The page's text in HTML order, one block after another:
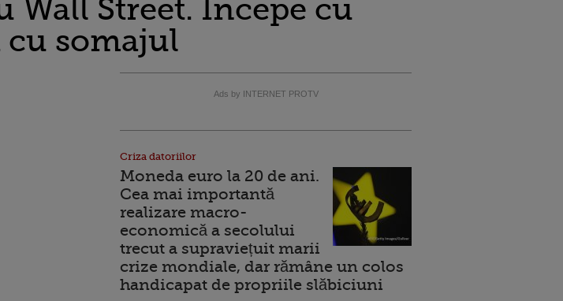
Wall Street. Incepe cu
somajul
Ads by INTERNET PROTV
Criza datoriilor
Moneda euro la 20 de ani.
Cea mai importantă
realizare macro-
economică a secolului
trecut a supraviețuit marii
crize mondiale, dar rămâne un colos
handicapat de propriile slăbiciuni